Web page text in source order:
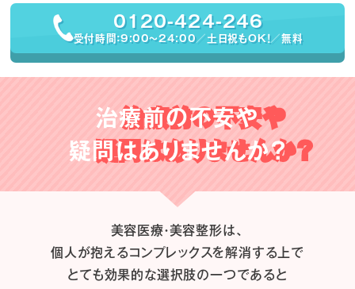
0120-424-246
受付時間：9:00〜24:00／土日祝もOK！／無料
治療前の不安や
疑問はありませんか？
美容医療・美容整形は、
個人が抱えるコンプレックスを解消する上で
とても効果的な選択肢の一つであると